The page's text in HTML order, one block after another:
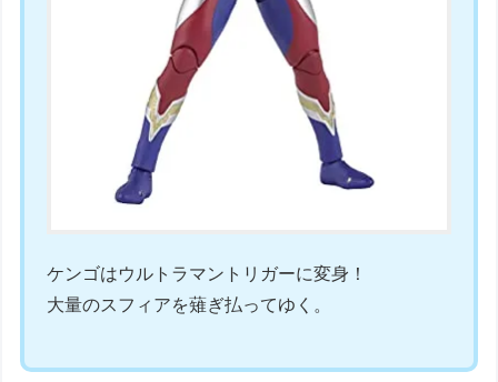
ケンゴはウルトラマントリガーに変身！
大量のスフィアを薙ぎ払ってゆく。